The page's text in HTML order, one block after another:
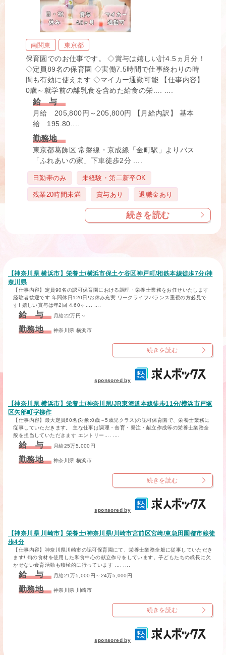
南関東 東京都
保育園でのお仕事です。 ◇賞与は嬉しい計4.5ヵ月分！
◇定員89名の保育園 ◇実働7.5時間で仕事終わりの時
間も有効に使えます ◇マイカー通勤可能 【仕事内容】
0歳～就学前の離乳食を含めた給食の栄.... ....
給 与
月給 205,800円～205,800円 【月給内訳】 基本
給 195.80....
勤務地
東京都葛飾区 常磐線・京成線「金町駅」よりバス
「ふれあいの家」下車徒歩2分 ....
日勤帯のみ 未経験・第二新卒OK
残業20時間未満 賞与あり 退職金あり
続きを読む
【神奈川県 横浜市】栄養士/横浜市保土ケ谷区神戸町/相鉄本線徒歩7分/神
奈川県
【仕事内容】定員90名の認可保育園における調理・栄養士業務をお任せいたします
経験者歓迎です 年間休日120日!お休み充実 ワークライフバランス重視の方必見で
す! 嬉しい賞与は年2回 4.60ヶ.... ....
給 与 月給22万円～
勤務地 神奈川県 横浜市
続きを読む
sponsored by
【神奈川県 横浜市】栄養士/神奈川県/JR東海道本線徒歩11分/横浜市戸塚
区矢部町字柳作
【仕事内容】最大定員60名(対象:0歳～5歳児クラス)の認可保育園で、栄養士業務に
従事していただきます。 主な仕事は調理・食育・発注・献立作成等の栄養士業務全
般を担当していただきます エントリー.... ....
給 与 月給25万5,000円
勤務地 神奈川県 横浜市
続きを読む
sponsored by
【神奈川県 川崎市】栄養士/神奈川県/川崎市宮前区宮崎/東急田園都市線徒
歩4分
【仕事内容】神奈川県川崎市の認可保育園にて、栄養士業務全般に従事していただき
ます! 旬の食材を使用した和食中心の献立作りをしています。子どもたちの成長に欠
かせない食育活動も積極的に行っています .... ....
給 与 月給21万5,000円～24万5,000円
勤務地 神奈川県 川崎市
続きを読む
sponsored by